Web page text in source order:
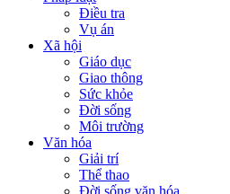
Điều tra
Vụ án
Xã hội
Giáo dục
Giao thông
Sức khỏe
Đời sống
Môi trường
Văn hóa
Giải trí
Thể thao